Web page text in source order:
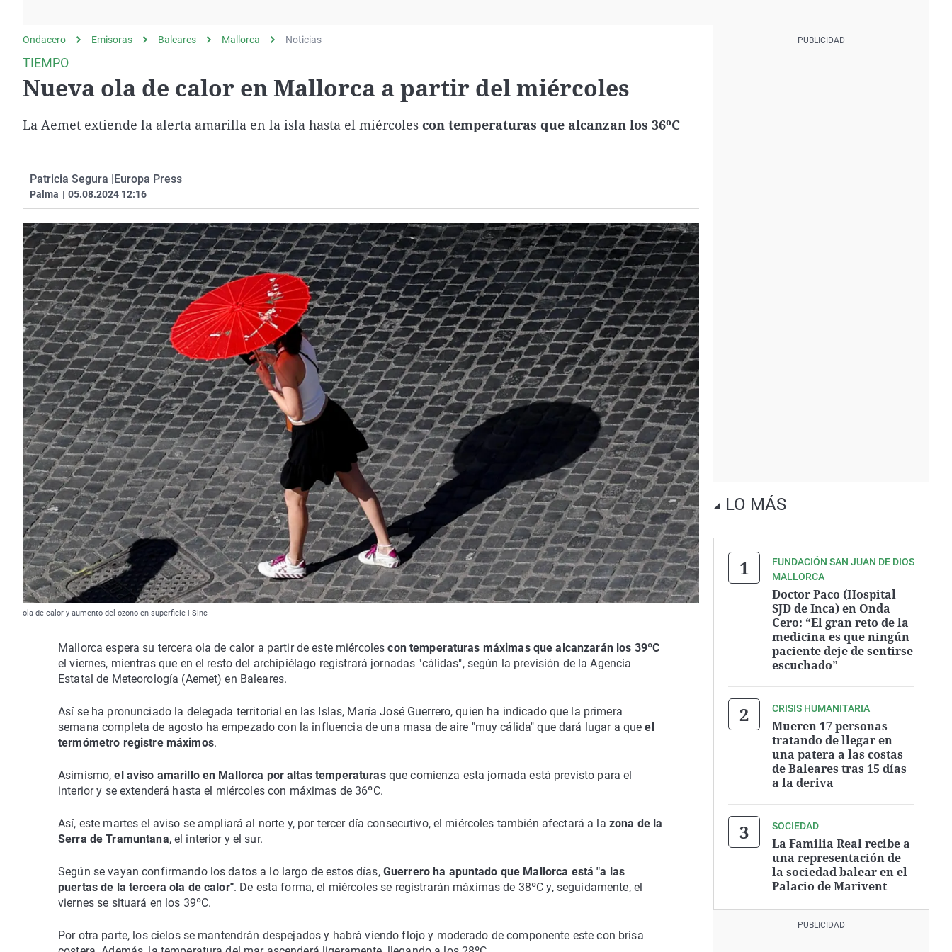
Operación Viuda
Negra
Navarra
Ondacero Emisoras Baleares Mallorca Noticias
TIEMPO
Nueva ola de calor en Mallorca a partir del miércoles
La Aemet extiende la alerta amarilla en la isla hasta el miércoles con temperaturas que alcanzan los 36ºC
Patricia Segura |Europa Press
Palma | 05.08.2024 12:16
ola de calor y aumento del ozono en superficie | Sinc
Mallorca espera su tercera ola de calor a partir de este miércolescon temperaturas máximas que alcanzarán los 39ºC
el viernes, mientras que en el resto del archipiélago registrará jornadas "cálidas", según la previsión de la Agencia
Estatal de Meteorología (Aemet) en Baleares.
Así se ha pronunciado la delegada territorial en las Islas, María José Guerrero, quien ha indicado que la primera
semana completa de agosto ha empezado con la influencia de una masa de aire "muy cálida" que dará lugar a que el
termómetro registre máximos.
Asimismo,el aviso amarillo en Mallorca por altas temperaturasque comienza esta jornada está previsto para el
interior y se extenderá hasta el miércoles con máximas de 36ºC.
Así, este martes el aviso se ampliará al norte y, por tercer día consecutivo, el miércoles también afectará a la zona de la
Serra de Tramuntana, el interior y el sur.
Según se vayan confirmando los datos a lo largo de estos días, Guerrero ha apuntado que Mallorca está "a las
puertas de la tercera ola de calor". De esta forma, el miércoles se registrarán máximas de 38ºC y, seguidamente, el
viernes se situará en los 39ºC.
Por otra parte, los cielos se mantendrán despejados y habrá viendo flojo y moderado de componente este con brisa
LO MÁS
FUNDACIÓN SAN JUAN DE DIOS
MALLORCA
Doctor Paco (Hospital
SJD de Inca) en Onda
Cero: “El gran reto de la
medicina es que ningún
paciente deje de sentirse
escuchado”
CRISIS HUMANITARIA
Mueren 17 personas
tratando de llegar en
una patera a las costas
de Baleares tras 15 días
a la deriva
SOCIEDAD
La Familia Real recibe a
una representación de
la sociedad balear en el
Palacio de Marivent